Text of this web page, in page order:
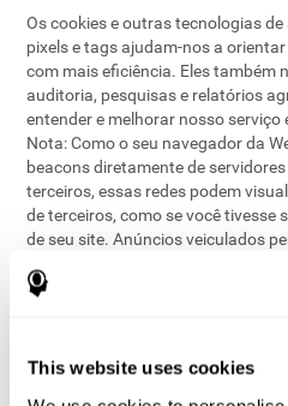
This website uses cookies
Os cookies e outras tecnologias
pixels e tags ajudam-nos a
com mais eficiência. Eles também
auditoria, pesquisas e relatórios
entender e melhorar nosso serviço
Nota: Como o seu navegador da
beacons diretamente de
terceiros, essas redes podem
de terceiros, como se você tivesse
de seu site. Anúncios veiculados
poderá identificar seu uso (como